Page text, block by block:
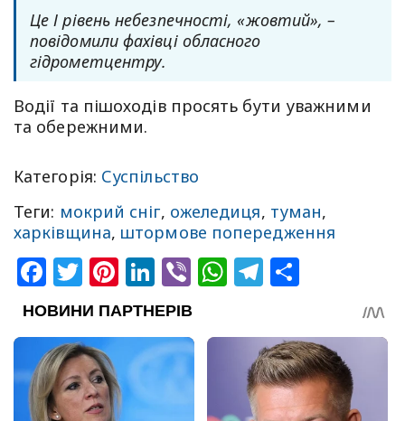
Це І рівень небезпечності, «жовтий», –
повідомили фахівці обласного
гідрометцентру.
Водії та пішоходів просять бути уважними
та обережними.
Категорія: Суспільство
Теги: мокрий сніг, ожеледиця, туман,
харківщина, штормове попередження
Facebook
Twitter
Pinterest
LinkedIn
ViberWhatsApp
Telegram